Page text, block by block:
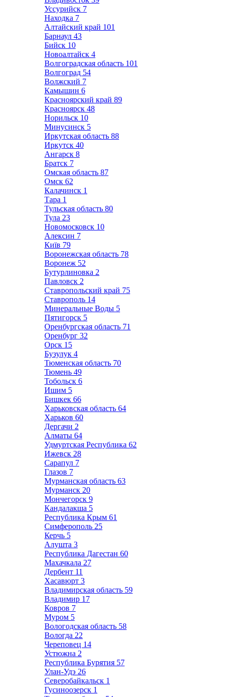
Уссурийск 7
Находка 7
Алтайский край 101
Барнаул 43
Бийск 10
Новоалтайск 4
Волгоградская область 101
Волгоград 54
Волжский 7
Камышин 6
Красноярский край 89
Красноярск 48
Норильск 10
Минусинск 5
Иркутская область 88
Иркутск 40
Ангарск 8
Братск 7
Омская область 87
Омск 62
Калачинск 1
Тара 1
Тульская область 80
Тула 23
Новомосковск 10
Алексин 7
Київ 79
Воронежская область 78
Воронеж 52
Бутурлиновка 2
Павловск 2
Ставропольский край 75
Ставрополь 14
Минеральные Воды 5
Пятигорск 5
Оренбургская область 71
Оренбург 32
Орск 15
Бузулук 4
Тюменская область 70
Тюмень 49
Тобольск 6
Ишим 5
Бишкек 66
Харьковская область 64
Харьков 60
Дергачи 2
Алматы 64
Удмуртская Республика 62
Ижевск 28
Сарапул 7
Глазов 7
Мурманская область 63
Мурманск 20
Мончегорск 9
Кандалакша 5
Республика Крым 61
Симферополь 25
Керчь 5
Алушта 3
Республика Дагестан 60
Махачкала 27
Дербент 11
Хасавюрт 3
Владимирская область 59
Владимир 17
Ковров 7
Муром 5
Вологодская область 58
Вологда 22
Череповец 14
Устюжна 2
Республика Бурятия 57
Улан-Удэ 26
Северобайкальск 1
Гусиноозерск 1